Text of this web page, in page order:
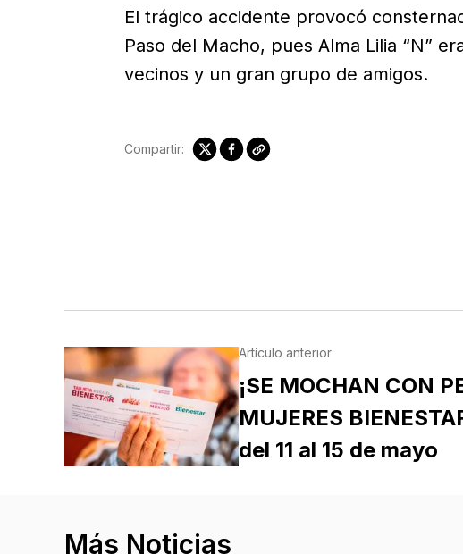
El trágico accidente provocó
Paso del Macho, pues Alma Lilia “N”
vecinos y un gran grupo de amigos.
Compartir:
Artículo anterior
¡SE MOCHAN CON
MUJERES
del 11 al 15 de mayo
Más Noticias